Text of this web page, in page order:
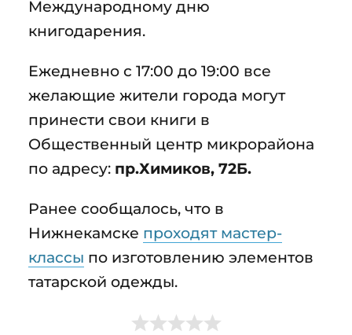
Международному дню
книгодарения.
Ежедневно с 17:00 до 19:00 все
желающие жители города могут
принести свои книги в
Общественный центр микрорайона
по адресу: пр.Химиков, 72Б.
Ранее сообщалось, что в
Нижнекамске проходят мастер-
классы по изготовлению элементов
татарской одежды.